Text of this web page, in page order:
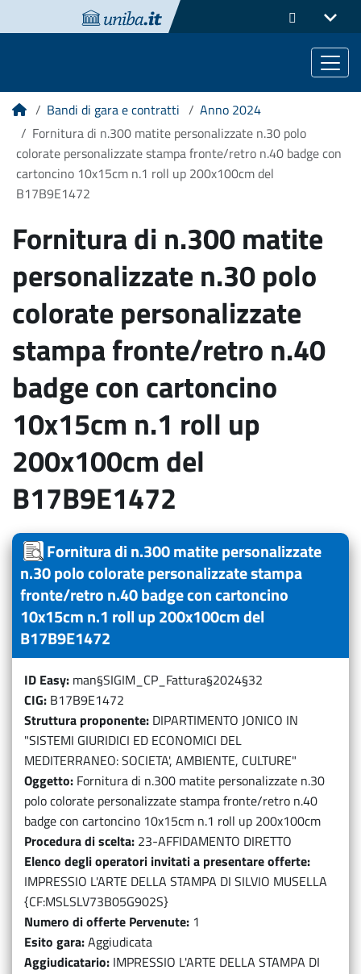
HomeBandi di gara e contratti
Anno 2024
Fornitura di n.300 matite personalizzate n.30 polo
colorate personalizzate stampa fronte/retro n.40 badge con
cartoncino 10x15cm n.1 roll up 200x100cm del
B17B9E1472
Fornitura di n.300 matite
personalizzate n.30 polo
colorate personalizzate
stampa fronte/retro n.40
badge con cartoncino
10x15cm n.1 roll up
200x100cm del
B17B9E1472
Fornitura di n.300 matite personalizzate
n.30 polo colorate personalizzate stampa
fronte/retro n.40 badge con cartoncino
10x15cm n.1 roll up 200x100cm del
B17B9E1472
ID Easy man§SIGIM_CP_Fattura§2024§32
CIG B17B9E1472
Struttura proponente DIPARTIMENTO JONICO IN
"SISTEMI GIURIDICI ED ECONOMICI DEL
MEDITERRANEO: SOCIETA', AMBIENTE, CULTURE"
Oggetto Fornitura di n.300 matite personalizzate n.30
polo colorate personalizzate stampa fronte/retro n.40
badge con cartoncino 10x15cm n.1 roll up 200x100cm
Procedura di scelta 23-AFFIDAMENTO DIRETTO
Elenco degli operatori invitati a presentare offerte
IMPRESSIO L'ARTE DELLA STAMPA DI SILVIO MUSELLA
{CF:MSLSLV73B05G902S}
Numero di offerte Pervenute 1
Esito gara Aggiudicata
Aggiudicatario IMPRESSIO L'ARTE DELLA STAMPA DI